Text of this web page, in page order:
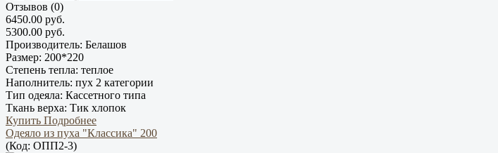
Отзывов (0)
6450.00 руб.
5300.00 руб.
Производитель: Белашов
Размер: 200*220
Степень тепла: теплое
Наполнитель: пух 2 категории
Тип одеяла: Кассетного типа
Ткань верха: Тик хлопок
Купить Подробнее
Одеяло из пуха "Классика" 200
(Код: ОПП2-3)